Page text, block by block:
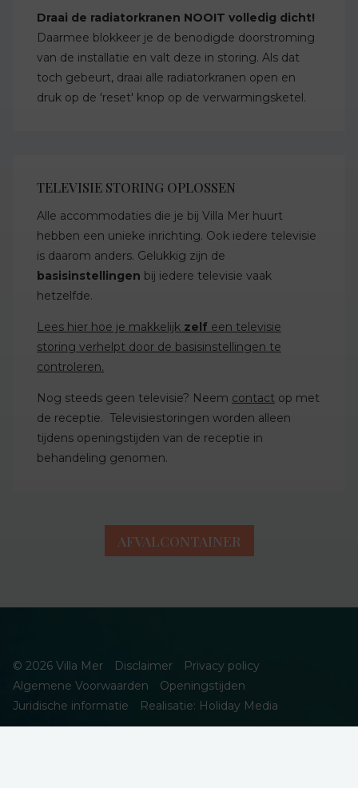
Draai de radiatorkranen NOOIT volledig dicht!
Daarmee blokkeer je de benodigde doorstroming
van de installatie en valt deze in storing. Als dat
toch gebeurt, draai alle radiatorkranen open en
druk op de 'reset' knop op de verwarmingsketel.
TELEVISIE STORING OPLOSSEN
Alle accommodaties die je bij Villa Mer huurt
hebben een unieke inrichting. Ook iedere televisie
is daarom anders. Gelukkig zijn de
basisinstellingen bij iedere televisie vaak
hetzelfde.
Lees hier hoe je makkelijk zelf een televisie
storing verhelpt door de basisinstellingen te
controleren.
Nog steeds geen televisie? Neem contact op met
de receptie. Televisiestoringen worden alleen
tijdens openingstijden van de receptie in
behandeling genomen.
AFVALCONTAINER
© 2026 Villa Mer Disclaimer
Privacy policy
Algemene Voorwaarden
Openingstijden
Juridische informatie
Realisatie: Holiday Media